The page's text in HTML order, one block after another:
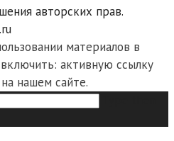
авторских прав.
материалов в
активную ссылку
нашем сайте.